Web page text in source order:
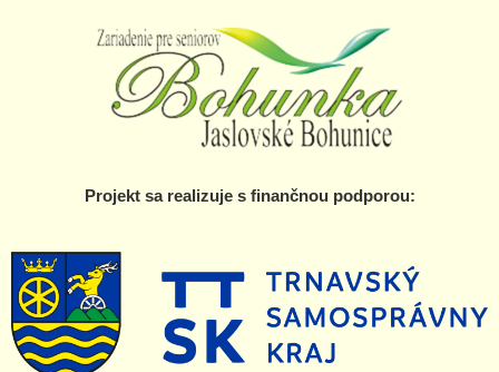
Projekt sa realizuje s finančnou podporou: